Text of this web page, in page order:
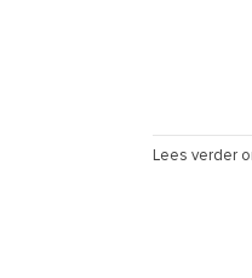
Lees verder